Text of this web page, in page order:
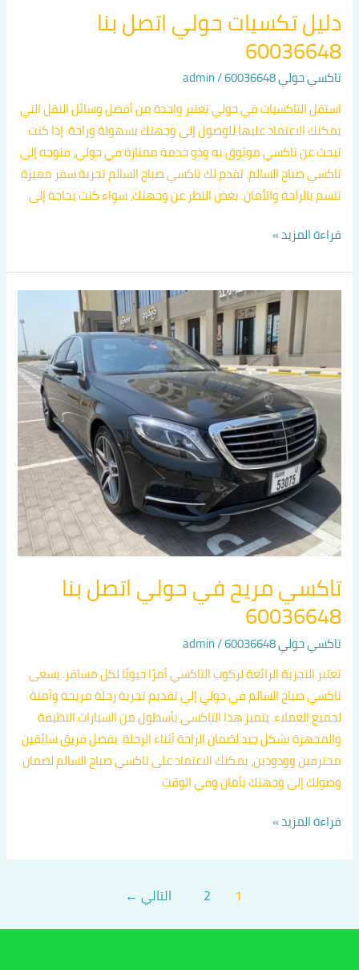
دليل تكسيات حولي اتصل بنا
60036648
تاكسي حولي 60036648 /
admin
استقل التاكسيات في حولي تعتبر واحدة من أفضل وسائل النقل التي
يمكنك الاعتماد عليها للوصول إلى وجهتك بسهولة وراحة. إذا كنت
تبحث عن تاكسي موثوق به وذو خدمة ممتازة في حولي، فتوجه إلى
تاكسي صباح السالم. تقدم لك تاكسي صباح السالم تجربة سفر مميزة
تتسم بالراحة والأمان. بغض النظر عن وجهتك، سواء كنت بحاجة إلى
قراءة المزيد »
تاكسي مريح في حولي اتصل بنا
60036648
تاكسي حولي 60036648 /
admin
تعتبر التجربة الرائعة لركوب التاكسي أمرًا حيويًا لكل مسافر. يسعى
تاكسي صباح السالم في حولي إلى تقديم تجربة رحلة مريحة وآمنة
لجميع العملاء. يتميز هذا التاكسي بأسطول من السيارات النظيفة
والمجهزة بشكل جيد لضمان الراحة أثناء الرحلة. بفضل فريق سائقين
محترفين وودودين، يمكنك الاعتماد على تاكسي صباح السالم لضمان
وصولك إلى وجهتك بأمان وفي الوقت
تاكسي
حولي
اتصل
60036648
قراءة المزيد »
1
2 التالي ←